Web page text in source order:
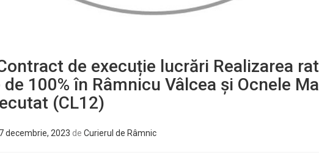
de execuție lucrări Realizarea
100% în Râmnicu Vâlcea și Ocnele
(CL12)
7 decembrie, 2023 de Curierul de Râmnic